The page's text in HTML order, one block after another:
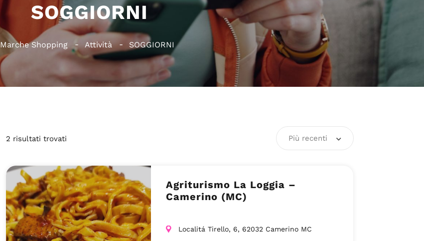
SOGGIORNI
Marche Shopping Attività SOGGIORNI
2 risultati trovati Più recenti
Agriturismo La Loggia –
Camerino (MC)
Localitá Tirello, 6, 62032 Camerino MC